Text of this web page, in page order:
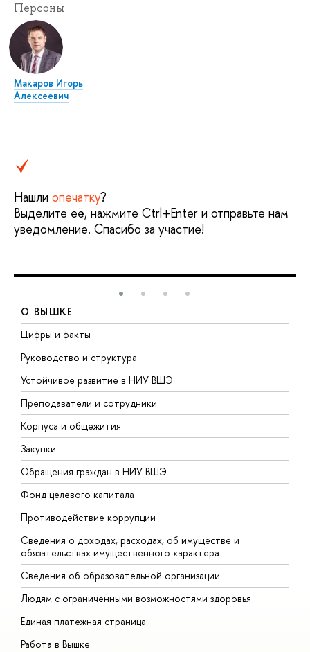
Персоны
Макаров Игорь
Алексеевич
Нашли опечатку?
Выделите её, нажмите Ctrl+Enter и отправьте нам
уведомление. Спасибо за участие!
О ВЫШКЕ
Цифры и факты
Руководство и структура
Устойчивое развитие в НИУ ВШЭ
Преподаватели и сотрудники
Корпуса и общежития
Закупки
Обращения граждан в НИУ ВШЭ
Фонд целевого капитала
Противодействие коррупции
Сведения о доходах, расходах, об имуществе и
обязательствах имущественного характера
Сведения об образовательной организации
Людям с ограниченными возможностями здоровья
Единая платежная страница
Работа в Вышке